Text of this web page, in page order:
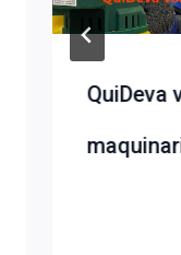
QuiDeva